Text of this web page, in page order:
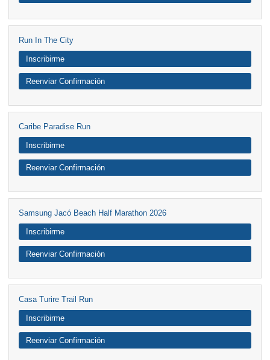
Run In The City
Inscribirme
Reenviar Confirmación
Caribe Paradise Run
Inscribirme
Reenviar Confirmación
Samsung Jacó Beach Half Marathon 2026
Inscribirme
Reenviar Confirmación
Casa Turire Trail Run
Inscribirme
Reenviar Confirmación